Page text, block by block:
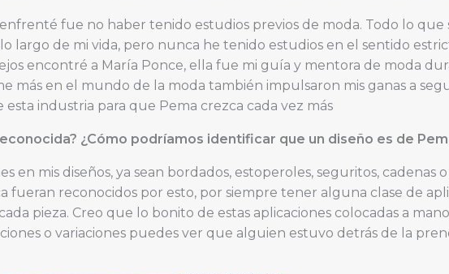
fue no haber tenido estudios previos de moda. Todo lo que
largo de mi vida, pero nunca he tenido estudios en el sentido
encontré a María Ponce, ella fue mi guía y mentora de moda
más en el mundo de la moda también impulsaron mis ganas a
industria para que Pema crezca cada vez más
¿Cómo podríamos identificar que un diseño es de
en mis diseños, ya sean bordados, estoperoles, seguritos, cadenas
fueran reconocidos por esto, por siempre tener alguna clase de
pieza. Creo que lo bonito de estas aplicaciones colocadas a
o variaciones puedes ver que alguien estuvo detrás de la